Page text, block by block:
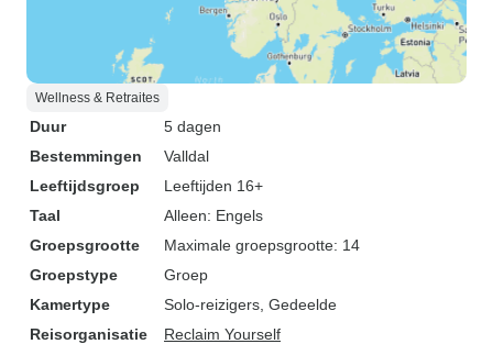
Wellness & Retraites
Duur
5 dagen
Bestemmingen
Valldal
Leeftijdsgroep
Leeftijden 16+
Taal
Alleen: Engels
Groepsgrootte
Maximale groepsgrootte: 14
Groepstype
Groep
Kamertype
Solo-reizigers, Gedeelde
Reisorganisatie
Reclaim Yourself